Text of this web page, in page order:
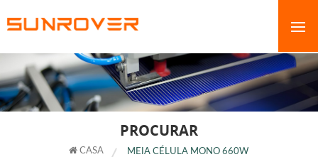
PROCURAR
CASA MEIA CÉLULA MONO 660W